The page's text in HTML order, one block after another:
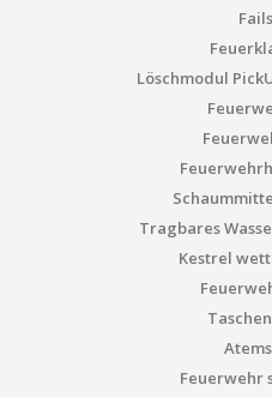
Löschmodul
Tragbares
Kestrel
Feuerwehr